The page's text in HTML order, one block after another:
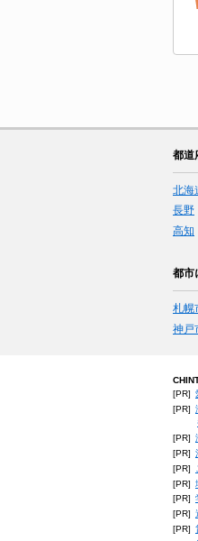
都道
北海
長野
高知
都市
札幌
神戸
[PR]
[PR]
[PR]
[PR]
[PR]
[PR]
[PR]
[PR]
[PR]